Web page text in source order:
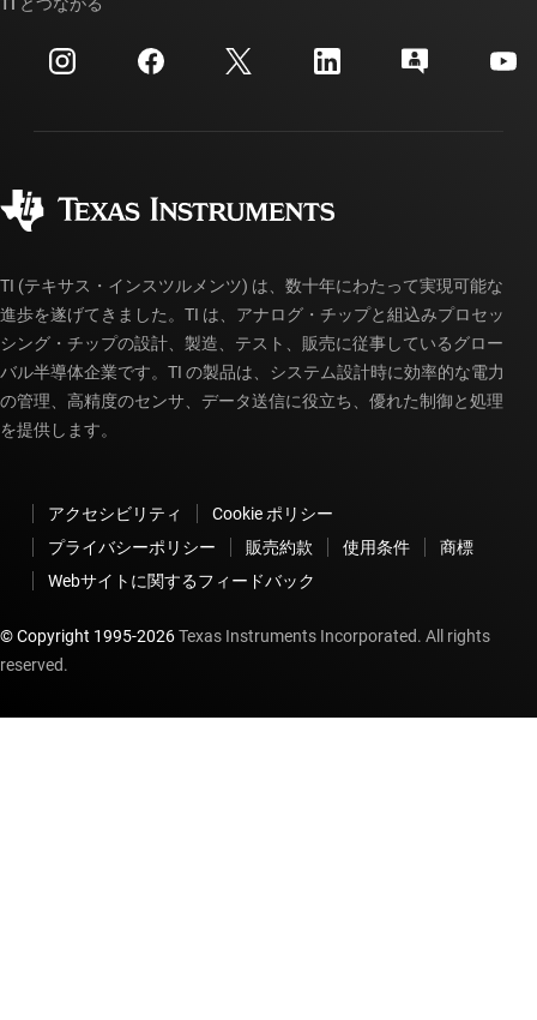
投資家向け情報
製造
カスタマー・サポート・センター
myTI アカウントの FAQ
ご注文に関する FAQ
TI とつながる
TI (テキサス・インスツルメンツ) は、数十年にわたって実現可能な
進歩を遂げてきました。TI は、アナログ・チップと組込みプロセッ
シング・チップの設計、製造、テスト、販売に従事しているグロー
バル半導体企業です。TI の製品は、システム設計時に効率的な電力
の管理、高精度のセンサ、データ送信に役立ち、優れた制御と処理
を提供します。
アクセシビリティ
Cookie ポリシー
プライバシーポリシー
販売約款 使用条件
商標
Webサイトに関するフィードバック
© Copyright 1995-2026Texas Instruments Incorporated. All rights
reserved.